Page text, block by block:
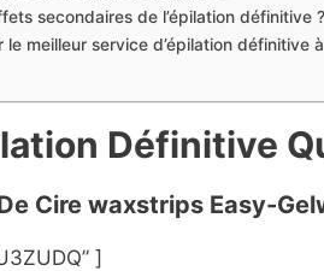
secondaires de l’épilation définitive ?
le meilleur service d’épilation définitive
Définitive
Cire waxstrips Easy-
]